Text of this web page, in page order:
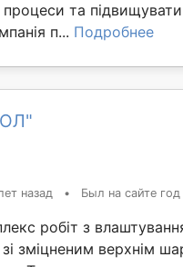
та
п... Подробнее
назад • Был на сайте год
робіт з
зміцненим верхнім